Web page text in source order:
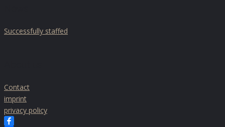
Successfully staffed
Contact
imprint
privacy policy